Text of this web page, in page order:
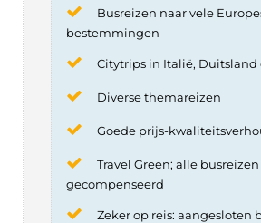
Busreizen naar vele
bestemmingen
Citytrips in Italië, Duitsland
Diverse themareizen
Goede prijs-
Travel Green; alle
gecompenseerd
Zeker op reis: aangesloten